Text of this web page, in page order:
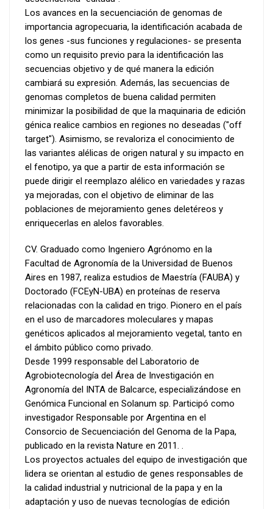
Los avances en la secuenciación de genomas de
importancia agropecuaria, la identificación acabada de
los genes -sus funciones y regulaciones- se presenta
como un requisito previo para la identificación las
secuencias objetivo y de qué manera la edición
cambiará su expresión. Además, las secuencias de
genomas completos de buena calidad permiten
minimizar la posibilidad de que la maquinaria de edición
génica realice cambios en regiones no deseadas ("off
target"). Asimismo, se revaloriza el conocimiento de
las variantes alélicas de origen natural y su impacto en
el fenotipo, ya que a partir de esta información se
puede dirigir el reemplazo alélico en variedades y razas
ya mejoradas, con el objetivo de eliminar de las
poblaciones de mejoramiento genes deletéreos y
enriquecerlas en alelos favorables.
CV. Graduado como Ingeniero Agrónomo en la
Facultad de Agronomía de la Universidad de Buenos
Aires en 1987, realiza estudios de Maestría (FAUBA) y
Doctorado (FCEyN-UBA) en proteínas de reserva
relacionadas con la calidad en trigo. Pionero en el país
en el uso de marcadores moleculares y mapas
genéticos aplicados al mejoramiento vegetal, tanto en
el ámbito público como privado.
Desde 1999 responsable del Laboratorio de
Agrobiotecnología del Área de Investigación en
Agronomía del INTA de Balcarce, especializándose en
Genómica Funcional en Solanum sp. Participó como
investigador Responsable por Argentina en el
Consorcio de Secuenciación del Genoma de la Papa,
publicado en la revista Nature en 2011. .
Los proyectos actuales del equipo de investigación que
lidera se orientan al estudio de genes responsables de
la calidad industrial y nutricional de la papa y en la
adaptación y uso de nuevas tecnologías de edición